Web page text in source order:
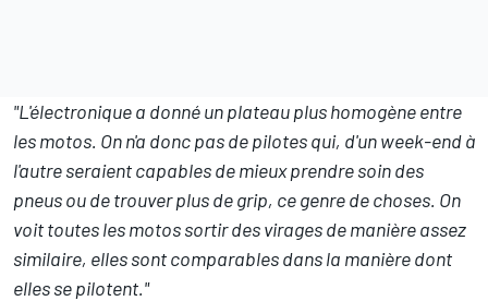
"L'électronique a donné un plateau plus homogène entre
les motos. On n'a donc pas de pilotes qui, d'un week-end à
l'autre seraient capables de mieux prendre soin des
pneus ou de trouver plus de grip, ce genre de choses. On
voit toutes les motos sortir des virages de manière assez
similaire, elles sont comparables dans la manière dont
elles se pilotent."